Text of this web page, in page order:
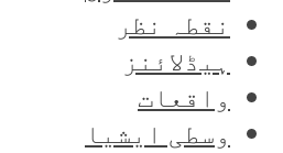
نقطہ نظر
ہیڈلائنز
واقعات
وسطی ایشیا